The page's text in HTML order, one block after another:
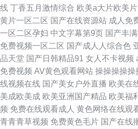
线 丁香五月激情综合 欧美a大片欧美片
黄片一区二区 国产在线资源站 成人免
一区二区孕妇 中文字幕第9页 国产丰
免费视频一区二区 国产成人人综合色
品天堂 国产日韩精品91 女人不卡视频
免费视频 AV黄色观看网站 操操操操操
线视频在线 国产美女户外直播 欧美在
美成欧美成 欧美亚洲国产精品 欧美福
频 免费在线观看成人 黄色网络在线观
青青青草视频 免费黄色毛片 国产在线